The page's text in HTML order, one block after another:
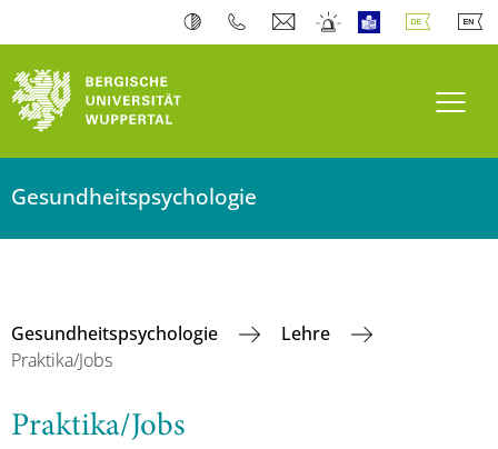
Gesundheitspsychologie
Gesundheitspsychologie
Lehre
Praktika/Jobs
Praktika/Jobs